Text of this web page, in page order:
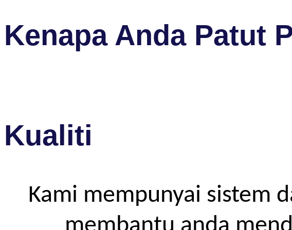
Kenapa Anda Patut
Kualiti
Kami mempunyai sistem